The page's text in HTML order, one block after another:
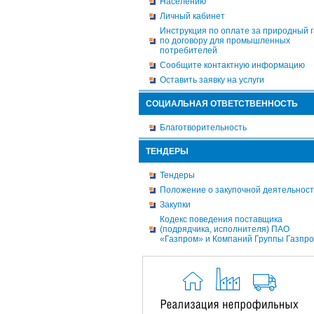
Личный кабинет
Инструкция по оплате за природный
по договору для промышленных
потребителей
Сообщите контактную информацию
Оставить заявку на услуги
СОЦИАЛЬНАЯ ОТВЕТСТВЕННОСТЬ
Благотворительность
ТЕНДЕРЫ
Тендеры
Положение о закупочной
Закупки
Кодекс поведения поставщика
(подрядчика, исполнителя) ПАО
«Газпром» и Компаний Группы